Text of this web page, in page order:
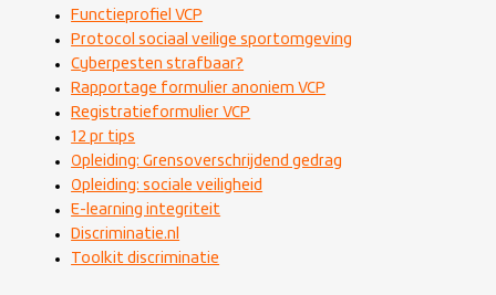
Functieprofiel VCP
Protocol sociaal veilige sportomgeving
Cyberpesten strafbaar?
Rapportage formulier anoniem VCP
Registratieformulier VCP
12 pr tips
Opleiding: Grensoverschrijdend gedrag
Opleiding: sociale veiligheid
E-learning integriteit
Discriminatie.nl
Toolkit discriminatie